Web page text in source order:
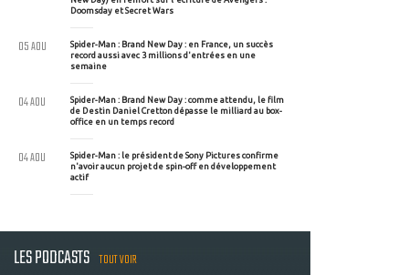
Doomsday et Secret Wars
Spider-Man : Brand New Day : en France, un succès
record aussi avec 3 millions d'entrées en une
semaine
05 AOU
Spider-Man : Brand New Day : comme attendu, le film
de Destin Daniel Cretton dépasse le milliard au box-
office en un temps record
04 AOU
Spider-Man : le président de Sony Pictures confirme
n'avoir aucun projet de spin-off en développement
actif
04 AOU
LES PODCASTS TOUT VOIR